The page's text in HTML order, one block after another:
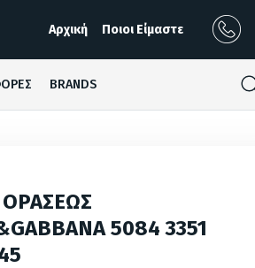
Αρχική Ποιοι Είμαστε
BRANDS
ΟΡΑΣΕΩΣ
5084 3351